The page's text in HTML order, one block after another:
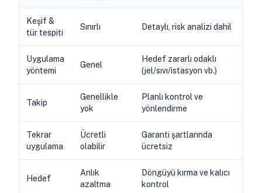
Keşif &
tür tespiti
Sınırlı Detaylı, risk analizi dahil
Uygulama
yöntemi
Genel
Hedef zararlı odaklı
(jel/sıvı/istasyon vb.)
Takip
Genellikle
yok
Planlı kontrol ve
yönlendirme
Tekrar
uygulama
Ücretli
olabilir
Garanti şartlarında
ücretsiz
Hedef
Anlık
azaltma
Döngüyü kırma ve kalıcı
kontrol